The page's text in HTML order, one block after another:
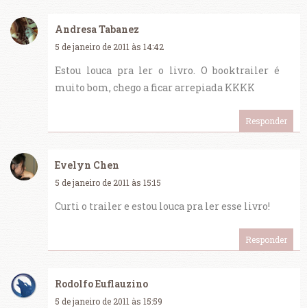
Andresa Tabanez
5 de janeiro de 2011 às 14:42
Estou louca pra ler o livro. O booktrailer é
muito bom, chego a ficar arrepiada KKKK
Responder
Evelyn Chen
5 de janeiro de 2011 às 15:15
Curti o trailer e estou louca pra ler esse livro!
Responder
Rodolfo Euflauzino
5 de janeiro de 2011 às 15:59